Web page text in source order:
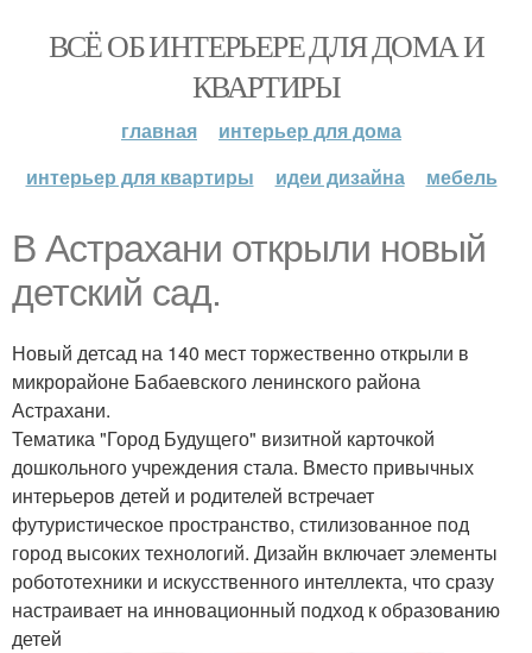
ВСЁ ОБ ИНТЕРЬЕРЕ ДЛЯ ДОМА И
КВАРТИРЫ
главная
интерьер для дома
интерьер для квартиры
идеи дизайна мебель
В Астрахани открыли новый
детский сад.
Новый детсад на 140 мест торжественно открыли в
микрорайоне Бабаевского ленинского района
Астрахани.
Тематика "Город Будущего" визитной карточкой
дошкольного учреждения стала. Вместо привычных
интерьеров детей и родителей встречает
футуристическое пространство, стилизованное под
город высоких технологий. Дизайн включает элементы
робототехники и искусственного интеллекта, что сразу
настраивает на инновационный подход к образованию
детей